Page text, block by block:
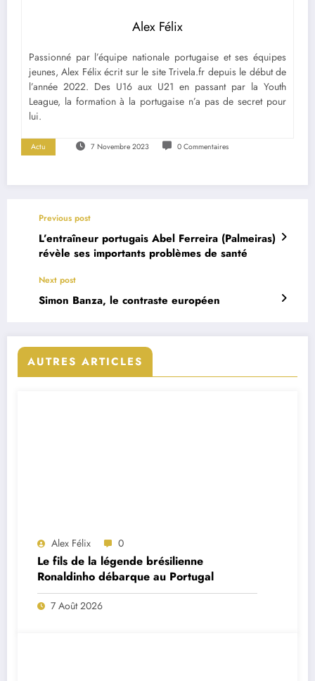
Alex Félix
Passionné par l’équipe nationale portugaise et ses équipes
jeunes, Alex Félix écrit sur le site Trivela.fr depuis le début de
l’année 2022. Des U16 aux U21 en passant par la Youth
League, la formation à la portugaise n’a pas de secret pour
lui.
Actu 7 Novembre 2023 0 Commentaires
Previous post
L’entraîneur portugais Abel Ferreira (Palmeiras)
révèle ses importants problèmes de santé
Next post
Simon Banza, le contraste européen
AUTRES ARTICLES
Alex Félix 0
Le fils de la légende brésilienne
Ronaldinho débarque au Portugal
7 Août 2026